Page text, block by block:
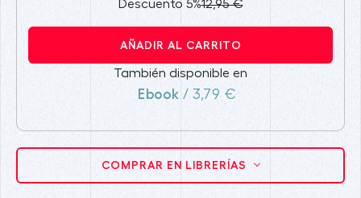
Descuento 5%12,95 €
AÑADIR AL CARRITO
También disponible en
Ebook / 3,79 €
COMPRAR EN LIBRERÍAS